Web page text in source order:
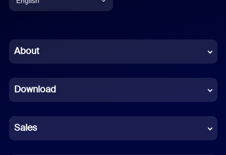
Chinese (Simplified)
French
German
Indonesian
About
Download
Sales